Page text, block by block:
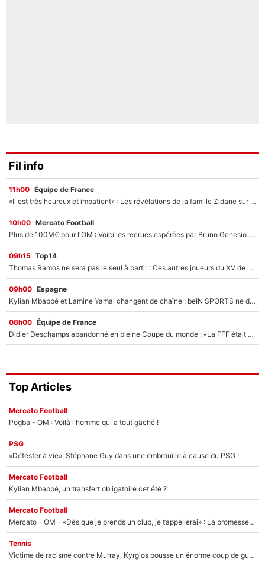
Fil info
11h00 Équipe de France
«Il est très heureux et impatient» : Les révélations de la famille Zidane sur sa prise de pouvoir en équipe de France !
10h00 Mercato Football
Plus de 100M€ pour l'OM : Voici les recrues espérées par Bruno Genesio et Grégory Lorenzi après l’opération dégraissage
09h15 Top14
Thomas Ramos ne sera pas le seul à partir : Ces autres joueurs du XV de France pourraient aussi quitter le Stade Toulousain, un club de Top 14 est déjà sur les rangs
09h00 Espagne
Kylian Mbappé et Lamine Yamal changent de chaîne : beIN SPORTS ne digère pas cette décision historique et prédit un fiasco pour la Liga
08h00 Équipe de France
Didier Deschamps abandonné en pleine Coupe du monde : «La FFF était déjà passée à Zinedine Zidane»
Top Articles
Mercato Football
Pogba - OM : Voilà l'homme qui a tout gâché !
PSG
«Détester à vie», Stéphane Guy dans une embrouille à cause du PSG !
Mercato Football
Kylian Mbappé, un transfert obligatoire cet été ?
Mercato Football
Mercato - OM - «Dès que je prends un club, je t’appellerai» : La promesse de Marcelino au moment de claquer la porte
Tennis
Victime de racisme contre Murray, Kyrgios pousse un énorme coup de gueule !